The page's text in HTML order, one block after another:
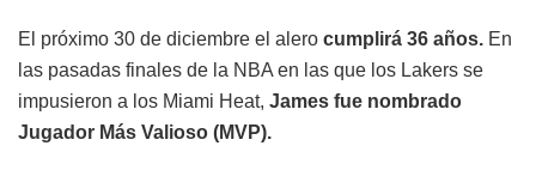
El próximo 30 de diciembre el alero cumplirá 36 años. En
las pasadas finales de la NBA en las que los Lakers se
impusieron a los Miami Heat, James fue nombrado
Jugador Más Valioso (MVP).